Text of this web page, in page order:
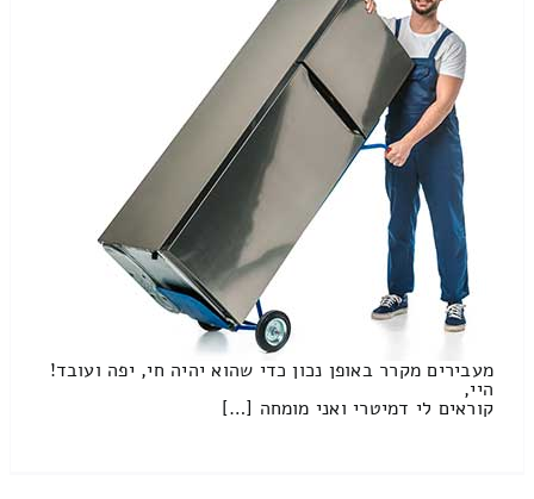
מעבירים מקרר באופן נכון כדי שהוא יהיה חי, יפה ועובד!
היי,
קוראים לי דמיטרי ואני מומחה […]